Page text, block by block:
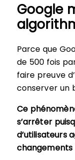
Google
Parce que
de 500 fois
faire preuve
conserver un
Ce
s’arrêter
d’utilisateurs